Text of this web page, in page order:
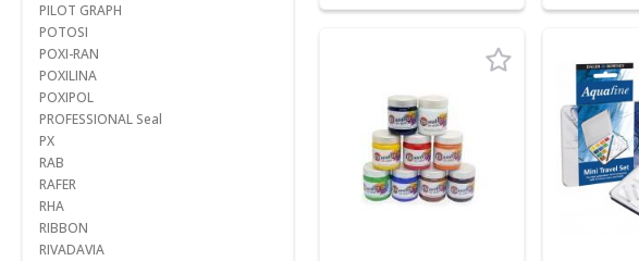
PILOT GRAPH
POTOSI
POXI-RAN
POXILINA
POXIPOL
PROFESSIONAL Seal
PX
RAB
RAFER
RHA
RIBBON
RIVADAVIA